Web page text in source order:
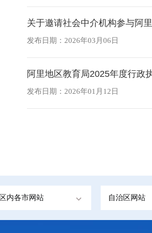
关于邀请社会中介机构参与阿
发布日期：2026年03月06日
阿里地区教育局2025年度行政
发布日期：2026年01月12日
区内各市网站 自治区网站